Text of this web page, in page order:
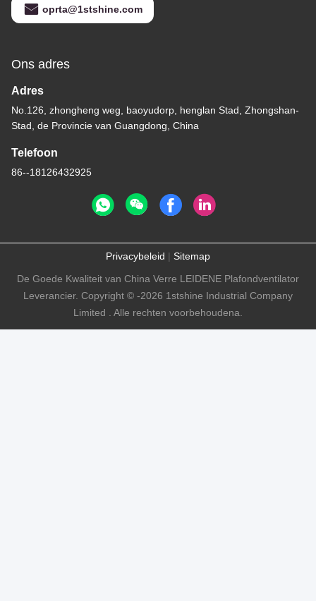
oprta@1stshine.com
Ons adres
Adres
No.126, zhongheng weg, baoyudorp, henglan Stad, Zhongshan-
Stad, de Provincie van Guangdong, China
Telefoon
86--18126432925
Privacybeleid | Sitemap
De Goede Kwaliteit van China Verre LEIDENE Plafondventilator
Leverancier. Copyright © -2026 1stshine Industrial Company
Limited . Alle rechten voorbehoudena.